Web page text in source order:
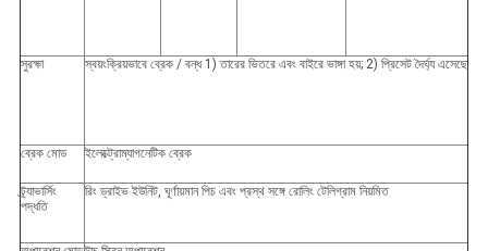
সুরক্ষা স্বয়ংক্রিয়ভাবে ব্রেক / বন্ধ 1) তারের ভিতরে এবং বাইরে ভাঙ্গা হয়; 2) প্রিসেট দৈর্ঘ্য এসেছে
ব্রেক মোড ইলেক্ট্রোম্যাগনেটিক ব্রেক
ট্র্যাভার্সিং
পদ্ধতি
রিং ড্রাইভ ইউনিট, ঘূর্ণায়মান পিচ এবং প্রস্থ সঙ্গে রোলিং টেলিগ্রাম নিয়মিত